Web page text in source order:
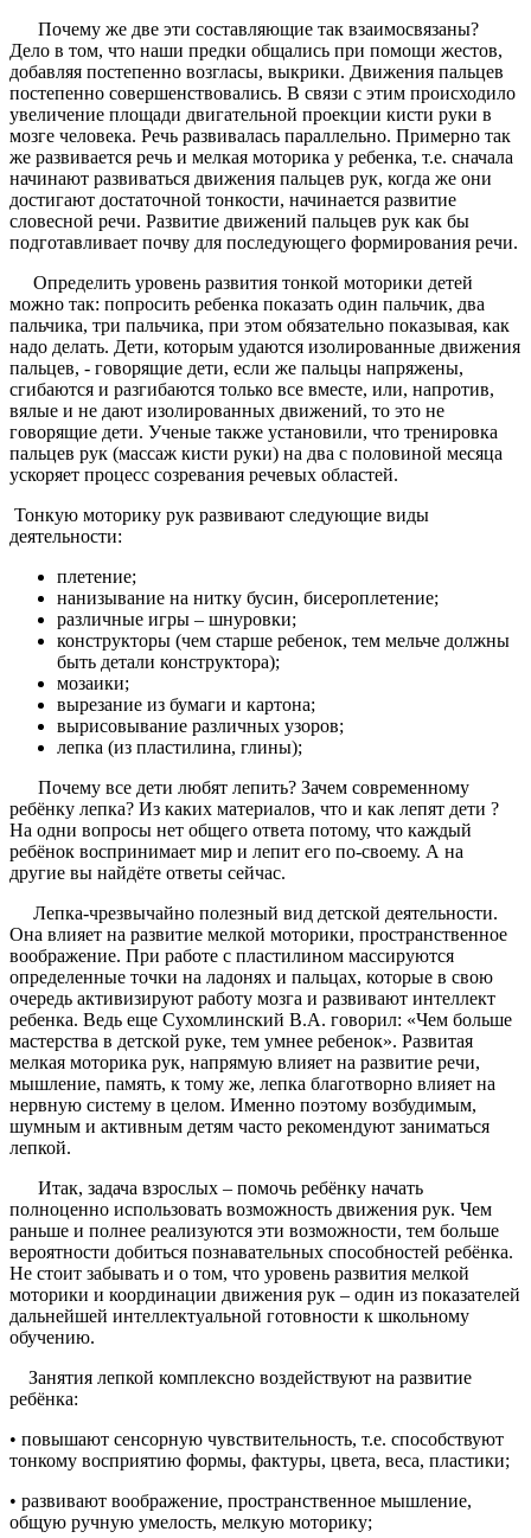
Почему же две эти составляющие так взаимосвязаны?
Дело в том, что наши предки общались при помощи жестов,
добавляя постепенно возгласы, выкрики. Движения пальцев
постепенно совершенствовались. В связи с этим происходило
увеличение площади двигательной проекции кисти руки в
мозге человека. Речь развивалась параллельно. Примерно так
же развивается речь и мелкая моторика у ребенка, т.е. сначала
начинают развиваться движения пальцев рук, когда же они
достигают достаточной тонкости, начинается развитие
словесной речи. Развитие движений пальцев рук как бы
подготавливает почву для последующего формирования речи.
Определить уровень развития тонкой моторики детей
можно так: попросить ребенка показать один пальчик, два
пальчика, три пальчика, при этом обязательно показывая, как
надо делать. Дети, которым удаются изолированные движения
пальцев, - говорящие дети, если же пальцы напряжены,
сгибаются и разгибаются только все вместе, или, напротив,
вялые и не дают изолированных движений, то это не
говорящие дети. Ученые также установили, что тренировка
пальцев рук (массаж кисти руки) на два с половиной месяца
ускоряет процесс созревания речевых областей.
Тонкую моторику рук развивают следующие виды
деятельности:
плетение;
нанизывание на нитку бусин, бисероплетение;
различные игры – шнуровки;
конструкторы (чем старше ребенок, тем мельче должны
быть детали конструктора);
мозаики;
вырезание из бумаги и картона;
вырисовывание различных узоров;
лепка (из пластилина, глины);
Почему все дети любят лепить? Зачем современному
ребёнку лепка? Из каких материалов, что и как лепят дети ?
На одни вопросы нет общего ответа потому, что каждый
ребёнок воспринимает мир и лепит его по-своему. А на
другие вы найдёте ответы сейчас.
Лепка-чрезвычайно полезный вид детской деятельности.
Она влияет на развитие мелкой моторики, пространственное
воображение. При работе с пластилином массируются
определенные точки на ладонях и пальцах, которые в свою
очередь активизируют работу мозга и развивают интеллект
ребенка. Ведь еще Сухомлинский В.А. говорил: «Чем больше
мастерства в детской руке, тем умнее ребенок». Развитая
мелкая моторика рук, напрямую влияет на развитие речи,
мышление, память, к тому же, лепка благотворно влияет на
нервную систему в целом. Именно поэтому возбудимым,
шумным и активным детям часто рекомендуют заниматься
лепкой.
Итак, задача взрослых – помочь ребёнку начать
полноценно использовать возможность движения рук. Чем
раньше и полнее реализуются эти возможности, тем больше
вероятности добиться познавательных способностей ребёнка.
Не стоит забывать и о том, что уровень развития мелкой
моторики и координации движения рук – один из показателей
дальнейшей интеллектуальной готовности к школьному
обучению.
Занятия лепкой комплексно воздействуют на развитие
ребёнка:
• повышают сенсорную чувствительность, т.е. способствуют
тонкому восприятию формы, фактуры, цвета, веса, пластики;
• развивают воображение, пространственное мышление,
общую ручную умелость, мелкую моторику;